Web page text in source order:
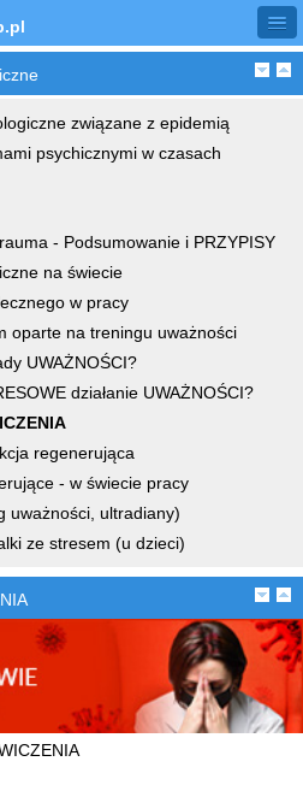
związane z epidemią
psychicznymi w czasach
- Podsumowanie i PRZYPISY
na świecie
w pracy
oparte na treningu uważności
UWAŻNOŚCI?
działanie UWAŻNOŚCI?
regenerująca
- w świecie pracy
uważności, ultradiany)
ze stresem (u dzieci)